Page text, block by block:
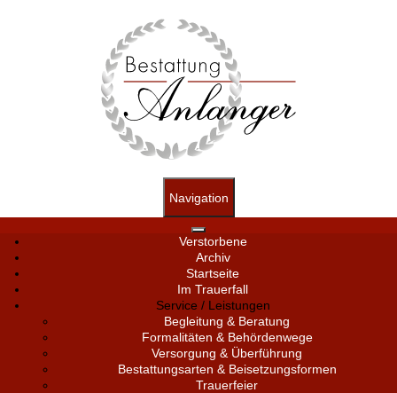
Navigation
Verstorbene
Archiv
Startseite
Im Trauerfall
Service / Leistungen
Begleitung & Beratung
Formalitäten & Behördenwege
Versorgung & Überführung
Bestattungsarten & Beisetzungsformen
Trauerfeier